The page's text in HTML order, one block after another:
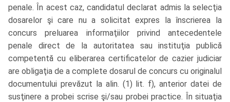
penale. În acest caz, candidatul declarat admis la selecţia
dosarelor şi care nu a solicitat expres la înscrierea la
concurs preluarea informaţiilor privind antecedentele
penale direct de la autoritatea sau instituţia publică
competentă cu eliberarea certificatelor de cazier judiciar
are obligaţia de a complete dosarul de concurs cu originalul
documentului prevăzut la alin. (1) lit. f), anterior datei de
susţinere a probei scrise şi/sau probei practice. În situaţia